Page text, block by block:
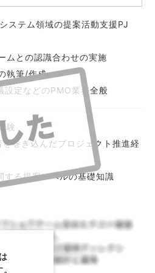
ステム領域の提案活動支援PJ
ムとの認識合わせの実施
執筆/作成
定などのPMO業務全般
験
巻き込んだプロジェクト推進経
る提案レベルの基礎知識